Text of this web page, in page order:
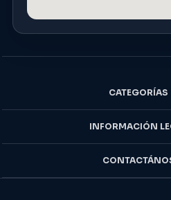
CATEGORÍAS
INFORMACIÓN